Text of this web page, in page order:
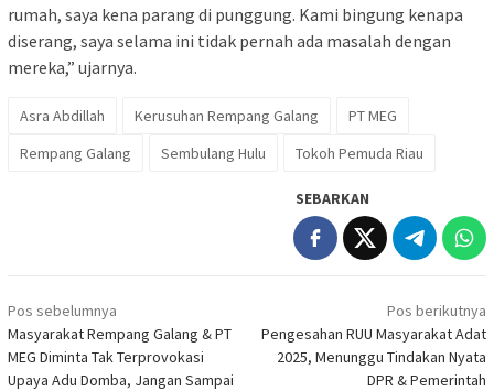
rumah, saya kena parang di punggung. Kami bingung kenapa
diserang, saya selama ini tidak pernah ada masalah dengan
mereka,” ujarnya.
Asra Abdillah Kerusuhan Rempang Galang
PT MEG
Rempang Galang
Sembulang Hulu Tokoh Pemuda Riau
SEBARKAN
Navigasi
pos
Pos sebelumnya
Masyarakat Rempang Galang & PT
MEG Diminta Tak Terprovokasi
Upaya Adu Domba, Jangan Sampai
Pos berikutnya
Pengesahan RUU Masyarakat Adat
2025, Menunggu Tindakan Nyata
DPR & Pemerintah